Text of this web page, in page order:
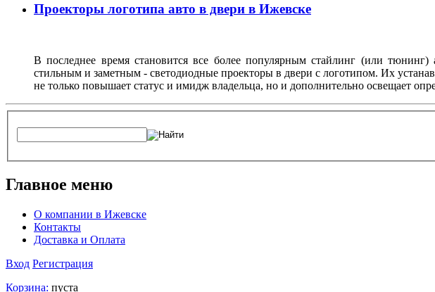
Проекторы логотипа авто в двери в Ижевске
В последнее время становится все более популярным стайлинг (или
стильным и заметным - светодиодные проекторы в двери с логотипом. Их
не только повышает статус и имидж владельца, но и дополнительно освещает
Главное меню
О компании в Ижевске
Контакты
Доставка и Оплата
Вход Регистрация
Корзина: пуста